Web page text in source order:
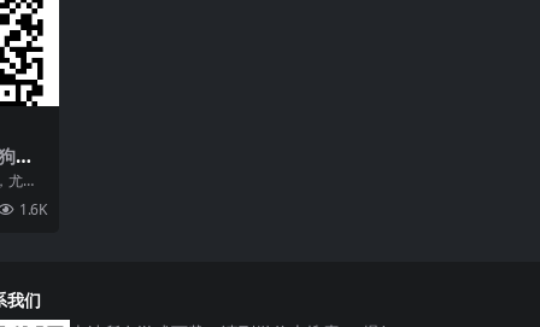
手
苹
尤其
在太
1.6K
我们